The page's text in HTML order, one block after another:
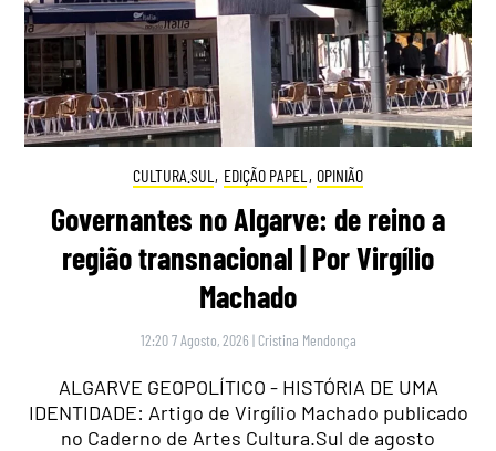
CULTURA.SUL , EDIÇÃO PAPEL , OPINIÃO
Governantes no Algarve: de reino a
região transnacional | Por Virgílio
Machado
12:20 7 Agosto, 2026 | Cristina Mendonça
ALGARVE GEOPOLÍTICO - HISTÓRIA DE UMA
IDENTIDADE: Artigo de Virgílio Machado publicado
no Caderno de Artes Cultura.Sul de agosto